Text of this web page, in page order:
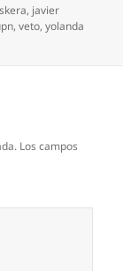
, javier
,veto,yolanda
Los campos